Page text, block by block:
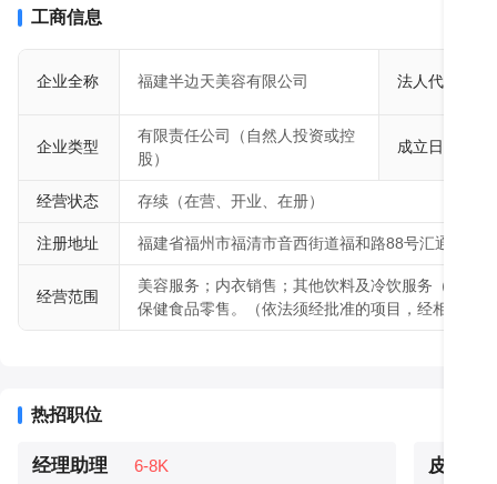
工商信息
企业全称 福建半边天美容有限公司 法人代表
企业类型
有限责任公司（自然人投资或控
股）
成立日期
经营状态 存续（在营、开业、在册）
注册地址 福建省福州市福清市音西街道福和路88号汇通农商
经营范围
美容服务；内衣销售；其他饮料及冷饮服务（含甜
保健食品零售。（依法须经批准的项目，经相关部
热招职位
经理助理 6-8K 皮肤科